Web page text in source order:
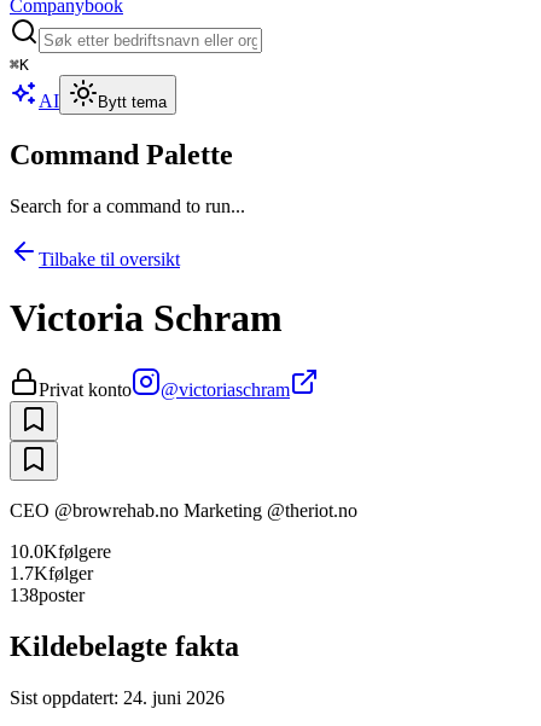
Companybook
⌘K
AI Bytt tema
Command Palette
Search for a command to run...
Tilbake til oversikt
Victoria Schram
Privat konto @victoriaschram
CEO @browrehab.no Marketing @theriot.no
10.0Kfølgere
1.7Kfølger
138poster
Kildebelagte fakta
Sist oppdatert: 24. juni 2026